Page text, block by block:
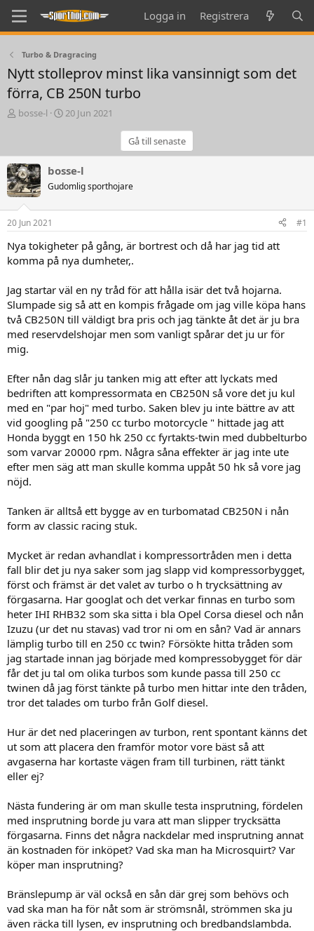
Logga in Registrera
Turbo & Dragracing
Nytt stolleprov minst lika vansinnigt som det
förra, CB 250N turbo
T
a
d
s
t
a
r
e
r
bosse-l
S
d
a
e
20 Jun 2021
Gå till senaste
bosse-l
Gudomlig sporthojare
20 Jun 2021 #1
Nya tokigheter på gång, är bortrest och då har jag tid att
komma på nya dumheter,.
Jag startar väl en ny tråd för att hålla isär det två hojarna.
Slumpade sig så att en kompis frågade om jag ville köpa hans
två CB250N till väldigt bra pris och jag tänkte åt det är ju bra
med reservdelshojar men som vanligt spårar det ju ur för
mig.
Efter nån dag slår ju tanken mig att efter att lyckats med
bedriften att kompressormata en CB250N så vore det ju kul
med en "par hoj" med turbo. Saken blev ju inte bättre av att
vid googling på "250 cc turbo motorcycle " hittade jag att
Honda byggt en 150 hk 250 cc fyrtakts-twin med dubbelturbo
som varvar 20000 rpm. Några såna effekter är jag inte ute
efter men säg att man skulle komma uppåt 50 hk så vore jag
nöjd.
Tanken är alltså ett bygge av en turbomatad CB250N i nån
form av classic racing stuk.
Mycket är redan avhandlat i kompressortråden men i detta
fall blir det ju nya saker som jag slapp vid kompressorbygget,
först och främst är det valet av turbo o h trycksättning av
förgasarna. Har googlat och det verkar finnas en turbo som
heter IHI RHB32 som ska sitta i bla Opel Corsa diesel och nån
Izuzu (ur det nu stavas) vad tror ni om en sån? Vad är annars
lämplig turbo till en 250 cc twin? Försökte hitta tråden som
jag startade innan jag började med kompressobygget för där
får det ju tal om olika turbos som kunde passa till 250 cc
twinen då jag först tänkte på turbo men hittar inte den tråden,
tror det talades om turbo från Golf diesel.
Hur är det ned placeringen av turbon, rent spontant känns det
ut som att placera den framför motor vore bäst så att
avgaserna har kortaste vägen fram till turbinen, rätt tänkt
eller ej?
Nästa fundering är om man skulle testa insprutning, fördelen
med insprutning borde ju vara att man slipper trycksätta
förgasarna. Finns det några nackdelar med insprutning annat
än kostnaden för inköpet? Vad ska man ha Microsquirt? Var
köper man insprutning?
Bränslepump är väl också en sån där grej som behövs och
vad ska man ha för nåt som är strömsnål, strömmen ska ju
även räcka till lysen, ev insprutning och bredbandslambda.